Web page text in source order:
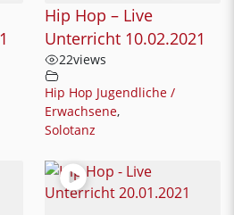
Hip Hop – Live
Unterricht 10.02.2021
22views
Hip Hop Jugendliche /
Erwachsene,
Solotanz